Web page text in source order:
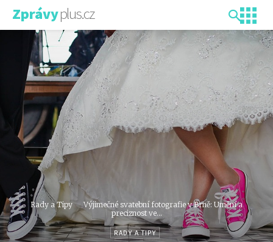
Zprávyplus.cz
Rady a Tipy
Výjimečné svatební fotografie v Brně: Umění a
preciznost ve...
RADY A TIPY